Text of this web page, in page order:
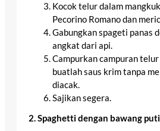
Kocok telur dalam
Pecorino Romano dan
Gabungkan spageti panas
angkat dari api.
Campurkan campuran
buatlah saus krim tanpa
diacak.
Sajikan segera.
2. Spaghetti dengan bawang